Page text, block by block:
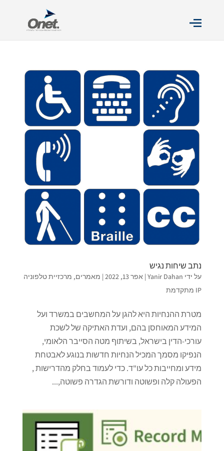
נתב שיחות נגיש
על ידי Yanir Dahan
| אפר 13, 2022 | מאמרים, מרכזיית טלפוניה
IP מתקדמת
מטרת ההנחיות היא להגן על המחשבים במשרד ועל
המידע המאוחסן בהם, ועדת האתיקה של לשכת
עורכי-הדין בישראל, בשיתוף מטה הסייבר הלאומי,
הנפיקו מסמך המכיל הנחיות חדשות בנוגע לאבטחת
מידע ומחייבות כל עו"ד. כדי לעמוד בחלק מהדרישות ,
הפעולה קלה ופשוטה ודורשת הגדרה פשוטה,...